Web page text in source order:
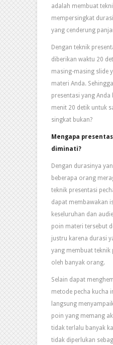
adalah membuat
mempersingkat
yang cenderung
Dengan teknik
diberikan waktu 20
masing-masing slide
materi Anda.
presentasi yang Anda
menit 20 detik untuk
singkat bukan?
Mengapa
diminati?
Dengan durasinya
beberapa orang
teknik presentasi
dapat membawakan
keseluruhan dan
poin materi tersebut
justru karena durasi
yang membuat teknik
oleh banyak orang.
Selain dapat
metode pecha kucha
langsung
poin yang memang
tidak terlalu banyak
tidak diperlukan